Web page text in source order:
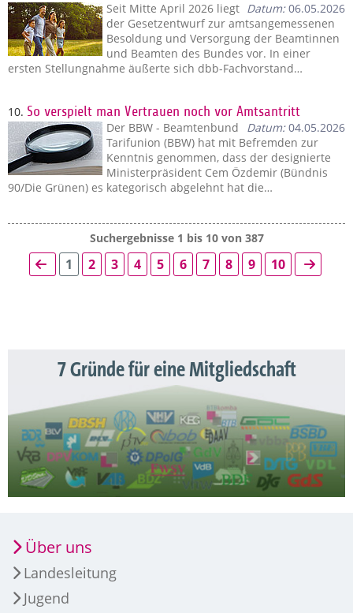
Datum:06.05.2026
Seit Mitte April 2026 liegt
der Gesetzentwurf zur amtsangemessenen
Besoldung und Versorgung der Beamtinnen
und Beamten des Bundes vor. In einer
ersten Stellungnahme äußerte sich dbb-Fachvorstand…
10. So verspielt man Vertrauen noch vor Amtsantritt
Datum:04.05.2026
Der BBW - Beamtenbund
Tarifunion (BBW) hat mit Befremden zur
Kenntnis genommen, dass der designierte
Ministerpräsident Cem Özdemir (Bündnis
90/Die Grünen) es kategorisch abgelehnt hat die…
Suchergebnisse 1 bis 10 von 387
1 2 3 4 5 6 7 8 9 10
7 Gründe für eine Mitgliedschaft
Über uns
Landesleitung
Jugend